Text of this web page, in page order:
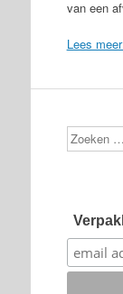
van een
Lees
Zoek